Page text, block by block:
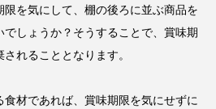
を気にして、棚の後ろに並ぶ商品を
しょうか？そうすることで、賞味期
れることとなります。
材であれば、賞味期限を気にせずに